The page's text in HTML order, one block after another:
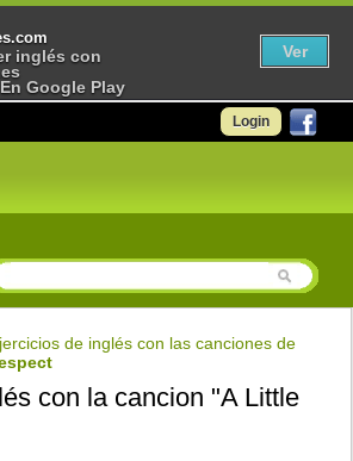
Login
de inglés con las canciones de
con la cancion "A Little
inglés con
Google Play
Ver